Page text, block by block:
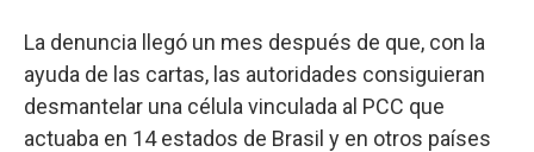
La denuncia llegó un mes después de que, con la
ayuda de las cartas, las autoridades consiguieran
desmantelar una célula vinculada al PCC que
actuaba en 14 estados de Brasil y en otros países